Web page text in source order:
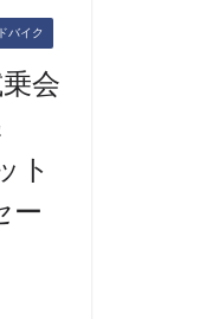
バイク
会
ト
ー